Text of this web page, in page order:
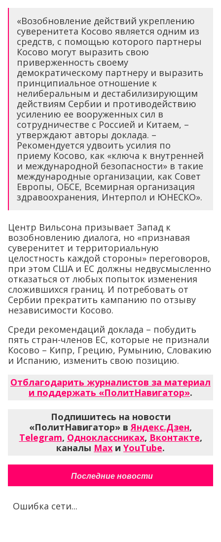
«Возобновление действий укреплению
суверенитета Косово является одним из
средств, с помощью которого партнеры
Косово могут выразить свою
приверженность своему
демократическому партнеру и выразить
принципиальное отношение к
нелиберальным и дестабилизирующим
действиям Сербии и противодействию
усилению ее вооруженных сил в
сотрудничестве с Россией и Китаем, –
утверждают авторы доклада. –
Рекомендуется удвоить усилия по
приему Косово, как «ключа к внутренней
и международной безопасности» в такие
международные организации, как Совет
Европы, ОБСЕ, Всемирная организация
здравоохранения, Интерпол и ЮНЕСКО».
Центр Вильсона призывает Запад к
возобновлению диалога, но «признавая
суверенитет и территориальную
целостность каждой стороны» переговоров,
при этом США и ЕС должны недвусмысленно
отказаться от любых попыток изменения
сложившихся границ. И потребовать от
Сербии прекратить кампанию по отзыву
независимости Косово.
Среди рекомендаций доклада – побудить
пять стран-членов ЕС, которые не признали
Косово – Кипр, Грецию, Румынию, Словакию
и Испанию, изменить свою позицию.
Отблагодарить журналистов за материал
и поддержать «ПолитНавигатор».
Подпишитесь на новости
«ПолитНавигатор» вЯндекс.Дзен,
Telegram, Одноклассниках, Вконтакте,
каналы Max и YouTube.
Последние новости
Ошибка сети...